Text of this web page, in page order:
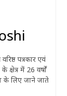
पत्रकार एवं
क्षेत्र में 26 वर्षों
के लिए जाने जाते